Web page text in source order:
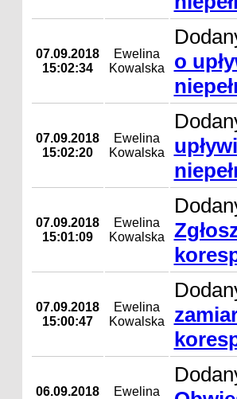
07.09.2018
15:02:34
Ewelina
Kowalska
o
07.09.2018
15:02:20
Ewelina
Kowalska
07.09.2018
15:01:09
Ewelina
Kowalska
07.09.2018
15:00:47
Ewelina
Kowalska
06.09.2018
Ewelina